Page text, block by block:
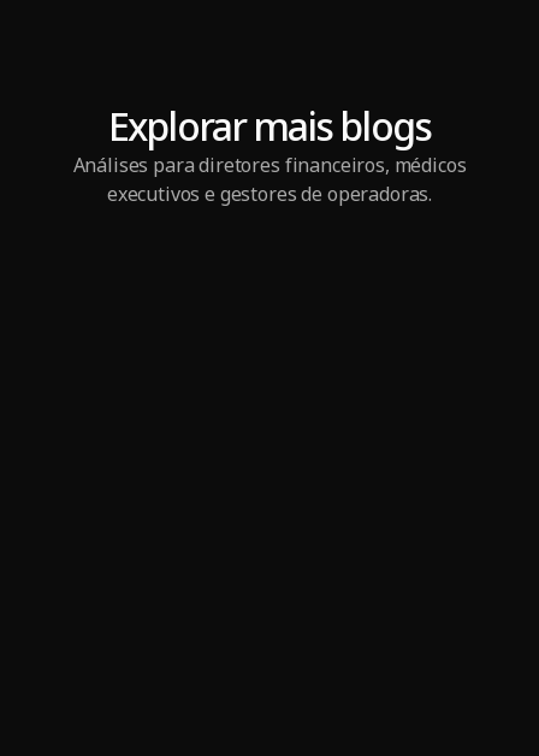
Explorar mais blogs
Análises para diretores financeiros, médicos
executivos e gestores de operadoras.